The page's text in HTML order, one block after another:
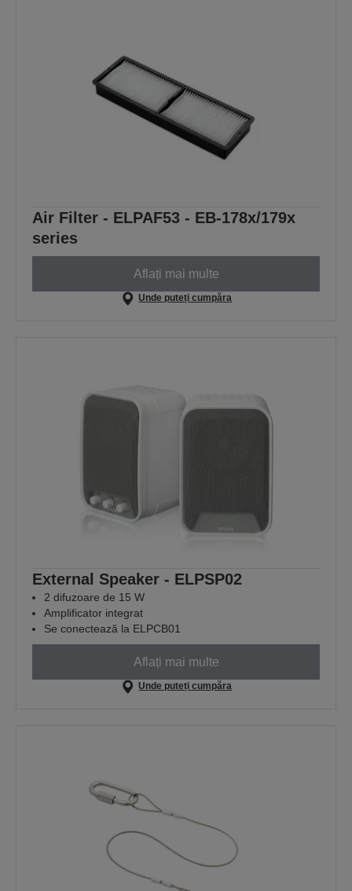
Air Filter - ELPAF53 - EB-178x/179x
series
Aflați mai multe
Unde puteți cumpăra
External Speaker - ELPSP02
2 difuzoare de 15 W
Amplificator integrat
Se conectează la ELPCB01
Aflați mai multe
Unde puteți cumpăra